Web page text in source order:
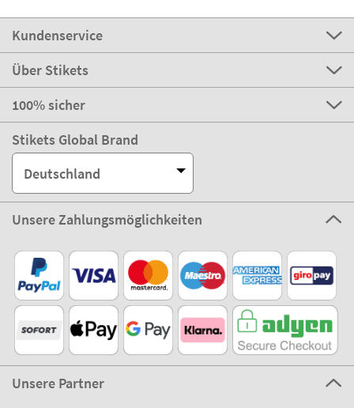
Kundenservice
Über Stikets
100% sicher
Stikets Global Brand
Deutschland
Unsere Zahlungsmöglichkeiten
Unsere Partner